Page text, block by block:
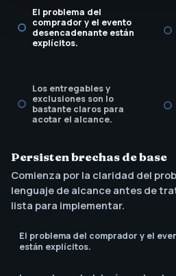
El problema del
comprador y el evento
desencadenante están
explícitos.
Los entregables y
exclusiones son lo
bastante claros para
acotar el alcance.
El llamado a la acción
coincide con la
siguiente decisión del
comprador.
Persisten brechas de base
Comienza por la claridad del
lenguaje de alcance antes de
lista para implementar.
El problema del comprador y el
están explícitos.